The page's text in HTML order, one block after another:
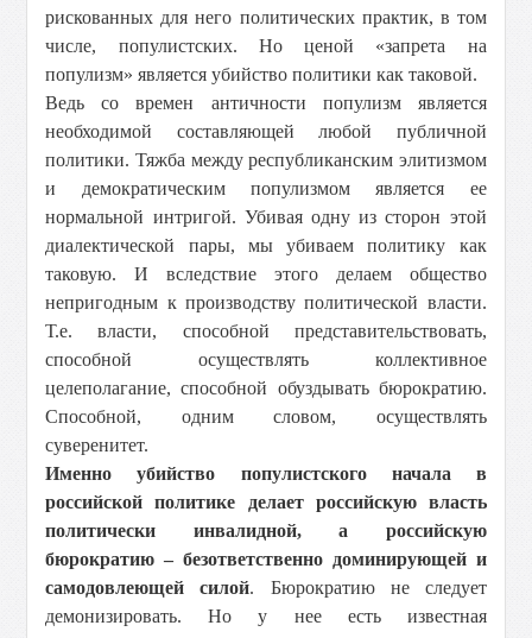
рискованных для него политических практик, в том
числе, популистских. Но ценой «запрета на
популизм» является убийство политики как таковой.
Ведь со времен античности популизм является
необходимой составляющей любой публичной
политики. Тяжба между республиканским элитизмом
и демократическим популизмом является ее
нормальной интригой. Убивая одну из сторон этой
диалектической пары, мы убиваем политику как
таковую. И вследствие этого делаем общество
непригодным к производству политической власти.
Т.е. власти, способной представительствовать,
способной осуществлять коллективное
целеполагание, способной обуздывать бюрократию.
Способной, одним словом, осуществлять
суверенитет.
Именно убийство популистского начала в
российской политике делает российскую власть
политически инвалидной, а российскую
бюрократию – безответственно доминирующей и
самодовлеющей силой. Бюрократию не следует
демонизировать. Но у нее есть известная